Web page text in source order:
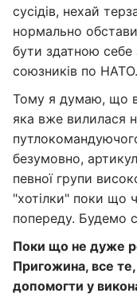
сусідів, нехай
нормально
бути здатною
союзників по НАТО.
Тому я думаю, що
яка вже вилилася
безумовно,
певної групи
"хотілки" поки що
попереду. Будемо
Поки що не дуже
Пригожина, все
допомогти у